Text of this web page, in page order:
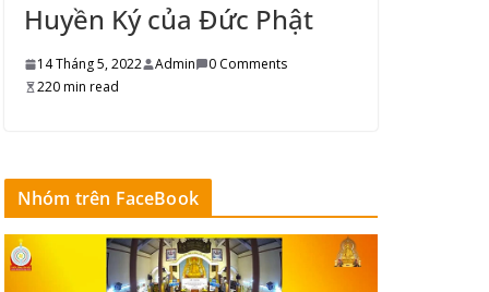
Huyền Ký của Đức Phật
14 Tháng 5, 2022 Admin
0 Comments
220 min read
Nhóm trên FaceBook